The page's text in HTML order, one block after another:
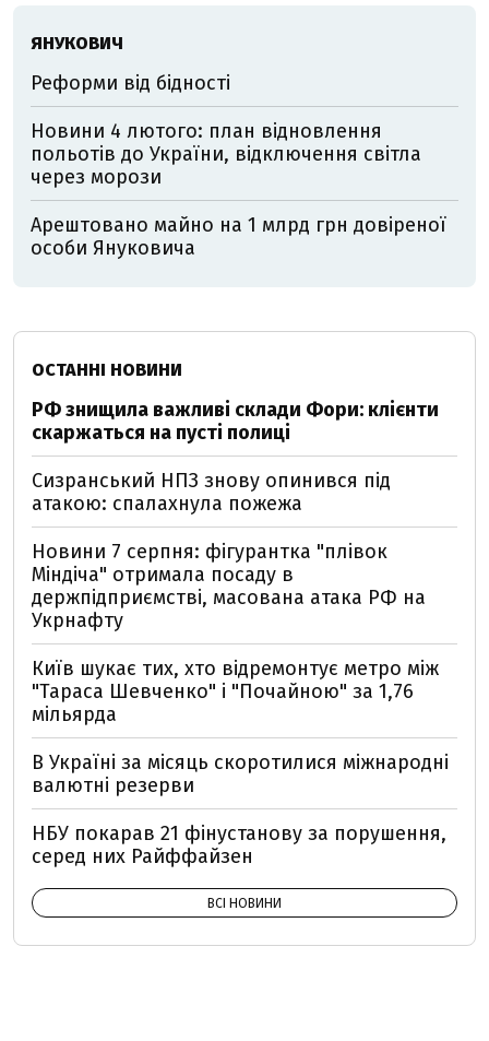
ЯНУКОВИЧ
Реформи від бідності
Новини 4 лютого: план відновлення
польотів до України, відключення світла
через морози
Арештовано майно на 1 млрд грн довіреної
особи Януковича
ОСТАННІ НОВИНИ
РФ знищила важливі склади Фори: клієнти
скаржаться на пусті полиці
Сизранський НПЗ знову опинився під
атакою: спалахнула пожежа
Новини 7 серпня: фігурантка "плівок
Міндіча" отримала посаду в
держпідприємстві, масована атака РФ на
Укрнафту
Київ шукає тих, хто відремонтує метро між
"Тараса Шевченко" і "Почайною" за 1,76
мільярда
В Україні за місяць скоротилися міжнародні
валютні резерви
НБУ покарав 21 фінустанову за порушення,
серед них Райффайзен
ВСІ НОВИНИ